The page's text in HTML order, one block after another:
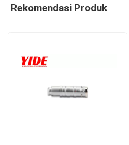
Rekomendasi Produk